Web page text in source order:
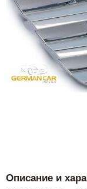
Описание и